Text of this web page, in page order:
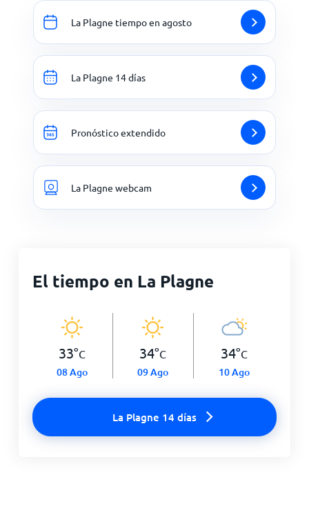
La Plagne tiempo en agosto
La Plagne 14 días
Pronóstico extendido
La Plagne webcam
El tiempo en La Plagne
33°C
08 Ago
34°C
09 Ago
34°C
10 Ago
La Plagne 14 días